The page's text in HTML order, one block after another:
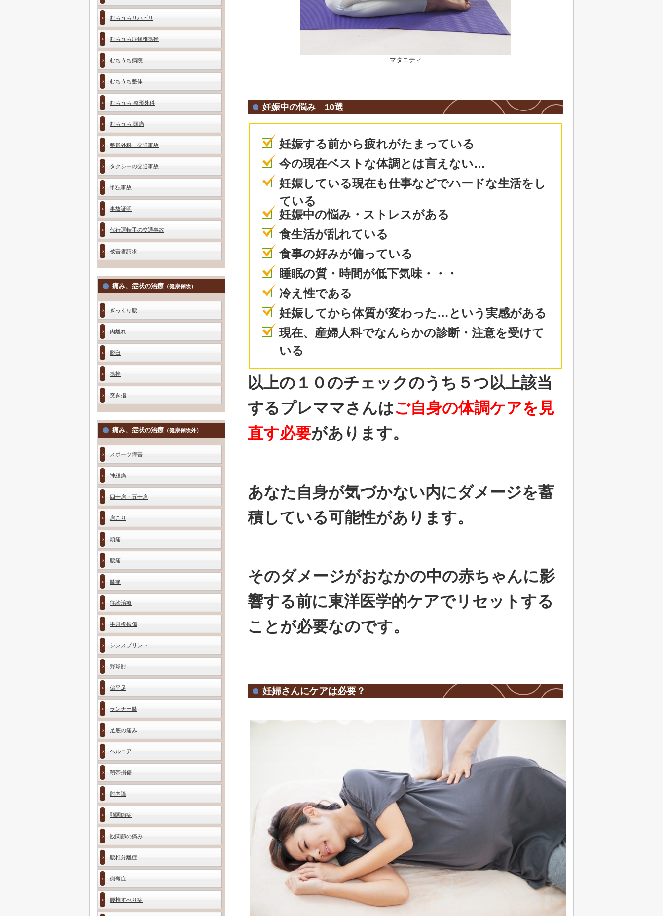
マタニティ
妊娠中の悩み 10選
妊娠する前から疲れがたまっている
今の現在ベストな体調とは言えない…
妊娠している現在も仕事などでハードな生活をし
ている
妊娠中の悩み・ストレスがある
食生活が乱れている
食事の好みが偏っている
睡眠の質・時間が低下気味・・・
冷え性である
妊娠してから体質が変わった…という実感がある
現在、産婦人科でなんらかの診断・注意を受けて
いる
以上の１０のチェックのうち ５つ以上該当
するプレママさんはご自身の体調ケアを見
直す必要があります。
あなた自身が気づかない内にダメージを蓄
積している可能性があります。
そのダメージがおなかの中の赤ちゃんに影
響する前に東洋医学的ケアでリセットする
ことが必要なのです。
妊婦さんにケアは必要？
むちうちリハビリ
むちうち症頚椎捻挫
むちうち病院
むちうち整体
むちうち 整形外科
むちうち 頭痛
整形外科 交通事故
タクシーの交通事故
単独事故
事故証明
代行運転手の交通事故
被害者請求
痛み、症状の治療 （健康保険）
ぎっくり腰
肉離れ
脱臼
捻挫
突き指
痛み、症状の治療 （健康保険外）
スポーツ障害
神経痛
四十肩・五十肩
肩こり
頭痛
腰痛
膝痛
往診治療
半月板損傷
シンスプリント
野球肘
偏平足
ランナー膝
足底の痛み
ヘルニア
靭帯損傷
肘内障
顎関節症
股関節の痛み
腰椎分離症
側弯症
腰椎すべり症